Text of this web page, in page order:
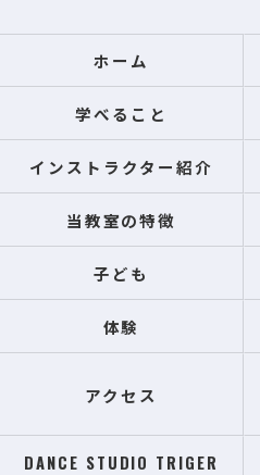
ホーム
学べること
インストラクター紹介
当教室の特徴
子ども
体験
アクセス
DANCE STUDIO TRIGER